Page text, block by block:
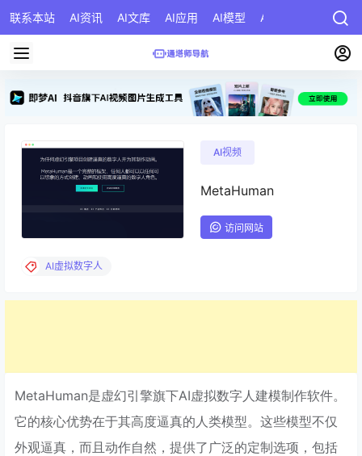
联系本站 AI资讯 AI文库 AI应用 AI模型 AI公司 AI提示词
AI视频
MetaHuman
访问网站
AI虚拟数字人
MetaHuman是虚幻引擎旗下AI虚拟数字人建模制作软件。
它的核心优势在于其高度逼真的人类模型。这些模型不仅
外观逼真，而且动作自然，提供了广泛的定制选项，包括